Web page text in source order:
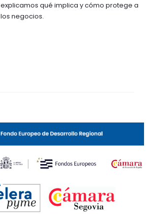
explicamos qué implica y cómo protege a
los negocios.